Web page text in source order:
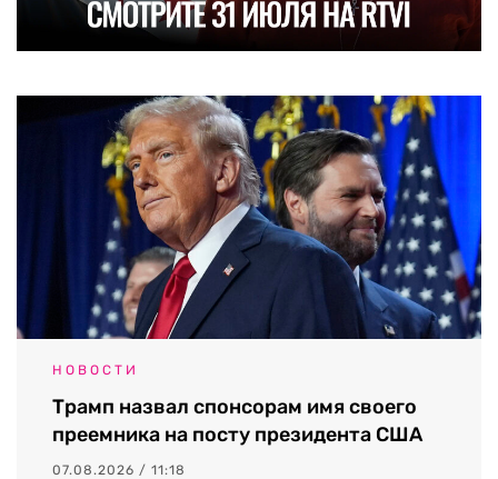
НОВОСТИ
Трамп назвал спонсорам имя своего
преемника на посту президента США
07.08.2026 / 11:18